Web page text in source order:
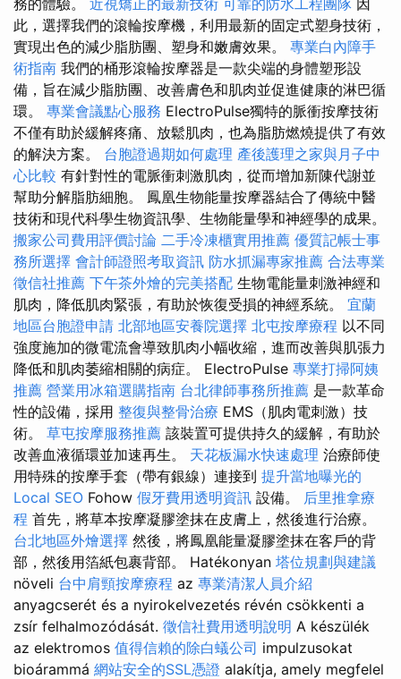
務的體驗。 近視矯正的最新技術 可靠的防水工程團隊 因
此，選擇我們的滾輪按摩機，利用最新的固定式塑身技術，
實現出色的減少脂肪團、塑身和嫩膚效果。 專業白內障手
術指南 我們的桶形滾輪按摩器是一款尖端的身體塑形設
備，旨在減少脂肪團、改善膚色和肌肉並促進健康的淋巴循
環。 專業會議點心服務 ElectroPulse獨特的脈衝按摩技術
不僅有助於緩解疼痛、放鬆肌肉，也為脂肪燃燒提供了有效
的解決方案。 台胞證過期如何處理 產後護理之家與月子中
心比較 有針對性的電脈衝刺激肌肉，從而增加新陳代謝並
幫助分解脂肪細胞。 鳳凰生物能量按摩器結合了傳統中醫
技術和現代科學生物資訊學、生物能量學和神經學的成果。
搬家公司費用評價討論 二手冷凍櫃實用推薦 優質記帳士事
務所選擇 會計師證照考取資訊 防水抓漏專家推薦 合法專業
徵信社推薦 下午茶外燴的完美搭配 生物電能量刺激神經和
肌肉，降低肌肉緊張，有助於恢復受損的神經系統。 宜蘭
地區台胞證申請 北部地區安養院選擇 北屯按摩療程 以不同
強度施加的微電流會導致肌肉小幅收縮，進而改善與肌張力
降低和肌肉萎縮相關的病症。 ElectroPulse 專業打掃阿姨
推薦 營業用冰箱選購指南 台北律師事務所推薦 是一款革命
性的設備，採用 整復與整骨治療 EMS（肌肉電刺激）技
術。 草屯按摩服務推薦 該裝置可提供持久的緩解，有助於
改善血液循環並加速再生。 天花板漏水快速處理 治療師使
用特殊的按摩手套（帶有銀線）連接到 提升當地曝光的
Local SEO Fohow 假牙費用透明資訊 設備。 后里推拿療
程 首先，將草本按摩凝膠塗抹在皮膚上，然後進行治療。
台北地區外燴選擇 然後，將鳳凰能量凝膠塗抹在客戶的背
部，然後用箔紙包裹背部。 Hatékonyan 塔位規劃與建議
növeli 台中肩頸按摩療程 az 專業清潔人員介紹
anyagcserét és a nyirokelvezetés révén csökkenti a
zsír felhalmozódását. 徵信社費用透明說明 A készülék
az elektromos 值得信賴的除白蟻公司 impulzusokat
bioárammá 網站安全的SSL憑證 alakítja, amely megfelel